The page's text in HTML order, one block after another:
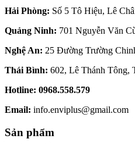
Hải Phòng: Số 5 Tô Hiệu, Lê
Quảng Ninh: 701 Nguyễn Văn
Nghệ An: 25 Đường Trường
Thái Bình: 602, Lê Thánh Tông,
Hotline: 0968.558.579
Email: info.enviplus@gmail.com
Sản phẩm